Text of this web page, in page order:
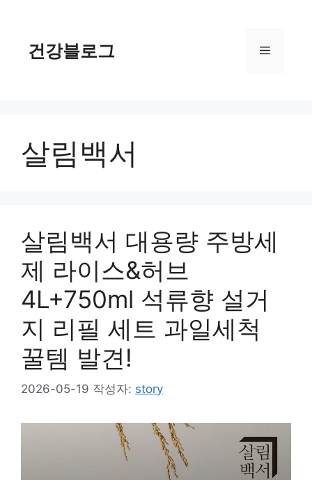
건강블로그 메
살림백서
살림백서 대용량 주방세
제 라이스&허브
4L+750ml 석류향 설거
지 리필 세트 과일세척
꿀템 발견!
2026-05-19 작성자: story